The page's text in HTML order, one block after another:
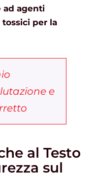
ad agenti
per la
e
al Testo
sul